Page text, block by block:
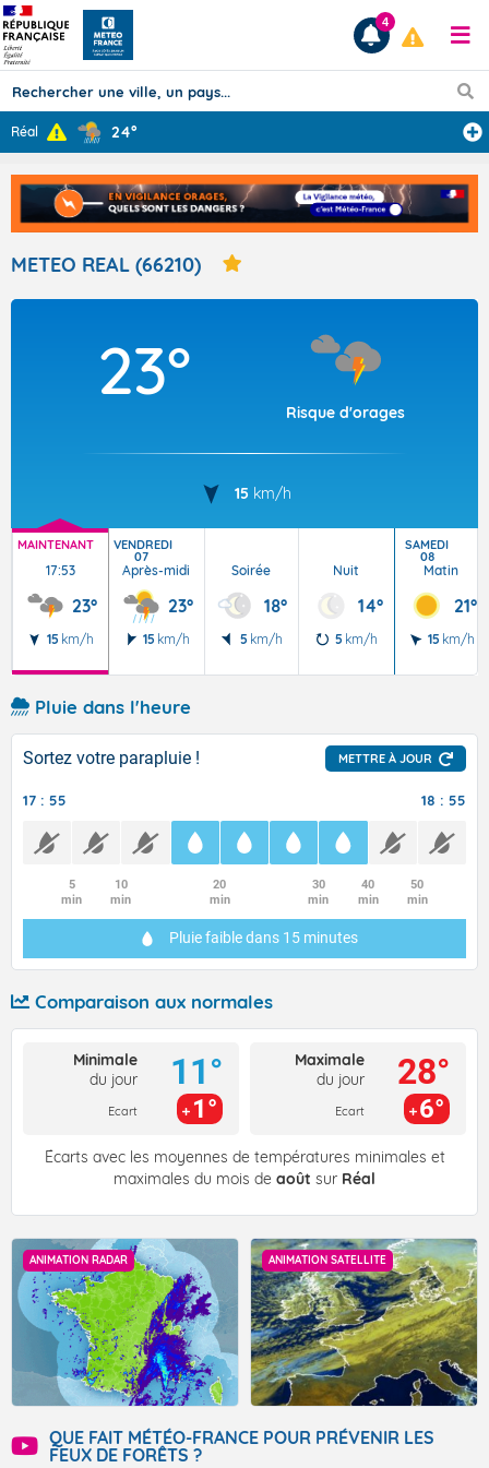
Prévisions
TOUS LES RÉSULTATS
Articles
4
Réal 24°
METEO REAL (66210)
23°
Risque d'orages
15 km/h
MAINTENANT
17:53
23°
15 km/h
VENDREDI
07
Après-midi
23°
15 km/h
Soirée
18°
5 km/h
Nuit
14°
5 km/h
SAMEDI
08
Matin
21°
15 km/h
Pluie dans l'heure
Sortez votre parapluie ! METTRE À JOUR
17 : 55 18 : 55
5
min
10
min
20
min
30
min
40
min
50
min
Pluie faibledans 15 minutes
Comparaison aux normales
Minimale
du jour
Ecart
11°
1°
Maximale
du jour
Ecart
28°
6°
Écarts avec les moyennes de températures minimales et
maximales du mois de août sur Réal
ANIMATION RADAR ANIMATION SATELLITE
QUE FAIT MÉTÉO-FRANCE POUR PRÉVENIR LES
FEUX DE FORÊTS ?